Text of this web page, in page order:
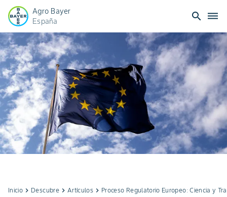
Agro Bayer
España
search dehaze
Inicio keyboard_arrow_right Descubrekeyboard_arrow_right Artículos keyboard_arrow_right Proceso Regulatorio Europeo: Ciencia y